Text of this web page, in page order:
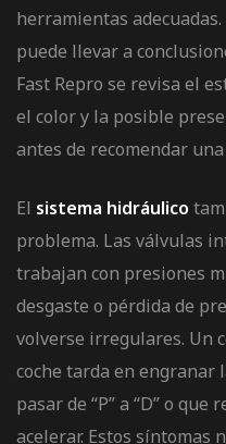
herramientas
puede llevar a
Fast Repro se revisa el
el color y la posible
antes de recomendar
El sistema hidráulico
problema. Las válvulas
trabajan con presiones
desgaste o pérdida de
volverse irregulares. Un
coche tarda en engranar
pasar de “P” a “D” o
acelerar. Estos síntomas